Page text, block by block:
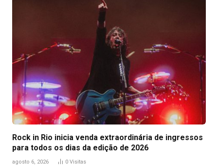
Rock in Rio inicia venda extraordinária de ingressos
para todos os dias da edição de 2026
agosto 6, 2026 0 Visitas